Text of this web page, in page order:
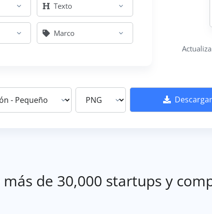
Texto
Marco
Descargar
más de 30,000 startups y